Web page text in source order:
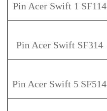
Pin Acer Swift 1 SF114
Pin Acer Swift SF314
Pin Acer Swift 5 SF514